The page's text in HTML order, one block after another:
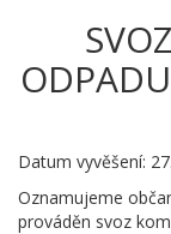
Datum vyvěšení:
Oznamujeme
prováděn svoz